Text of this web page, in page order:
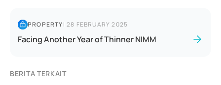
PROPERTY|28 FEBRUARY 2025
Facing Another Year of Thinner NIMM
BERITA TERKAIT